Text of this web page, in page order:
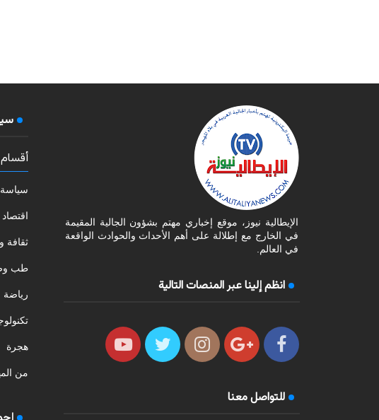
الإيطالية نيوز، موقع إخباري مهتم بشؤون الجالية المقيمة
في الخارج مع إطلالة على أهم الأحداث والحوادث الواقعة
في العالم.
انظم إلينا عبر المنصات التالية
للتواصل معنا
سياسة
اقتصاد
ثقافة
طب
رياضة
هجرة
من